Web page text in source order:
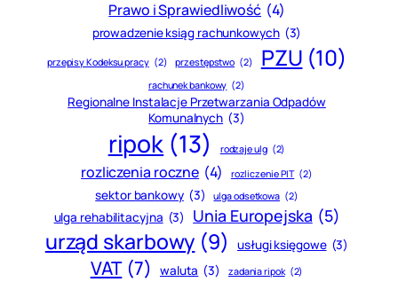
Prawo i Sprawiedliwość (4)
prowadzenie ksiąg rachunkowych (3)
przepisy Kodeksu pracy (2) przestępstwo (2) PZU (10)
rachunek bankowy (2)
Regionalne Instalacje Przetwarzania Odpadów
Komunalnych (3)
ripok (13) rodzaje ulg (2)
rozliczenia roczne (4) rozliczenie PIT (2)
sektor bankowy (3) ulga odsetkowa (2)
ulga rehabilitacyjna (3) Unia Europejska (5)
urząd skarbowy (9) usługi księgowe (3)
VAT (7) waluta (3) zadania ripok (2)